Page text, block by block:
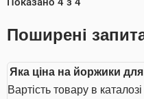
Поширені
Яка ціна на йоржики
Вартість товару в